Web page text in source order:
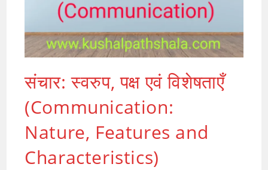
संचार: स्वरुप, पक्ष एवं विशेषताएँ
(Communication:
Nature, Features and
Characteristics)